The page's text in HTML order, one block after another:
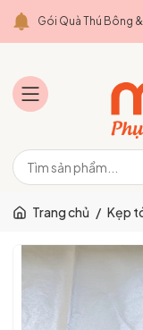
Gói Quà Thú Bông
Trang chủ / Kẹp